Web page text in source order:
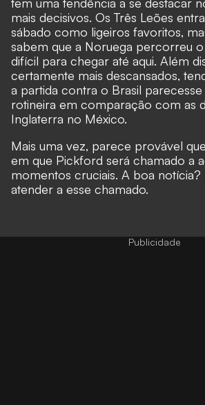
mais decisivos. Os Três Leões
sábado como ligeiros favoritos,
sabem que a Noruega percorreu
difícil para chegar até aqui. Além
certamente mais descansados,
a partida contra o Brasil
rotineira em comparação com as
Inglaterra no México.
Mais uma vez, parece provável
em que Pickford será chamado a
momentos cruciais. A boa notícia?
atender a esse chamado.